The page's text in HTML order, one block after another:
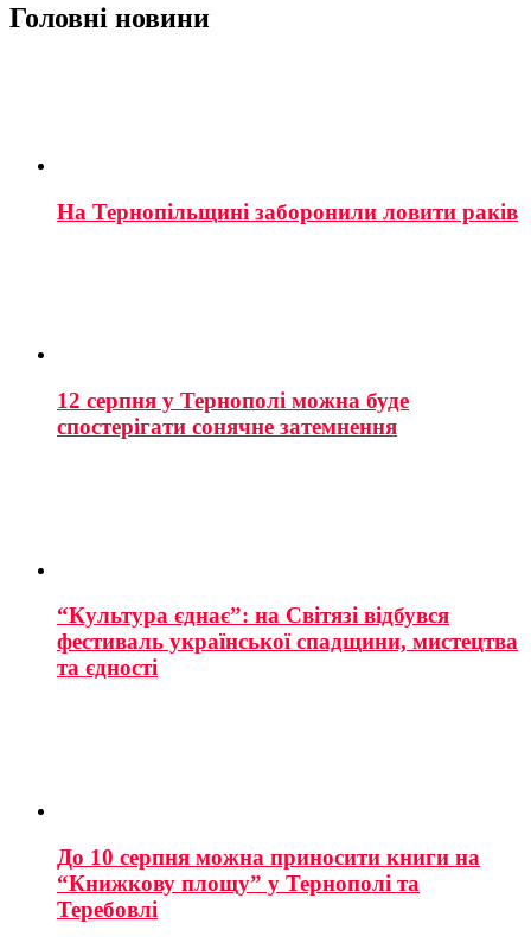
Головні новини
На Тернопільщині заборонили ловити раків
12 серпня у Тернополі можна буде
спостерігати сонячне затемнення
“Культура єднає”: на Світязі відбувся
фестиваль української спадщини, мистецтва
та єдності
До 10 серпня можна приносити книги на
“Книжкову площу” у Тернополі та
Теребовлі